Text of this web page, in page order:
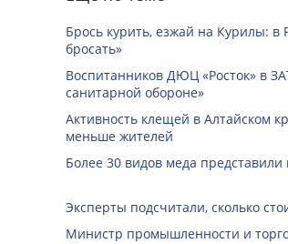
Брось курить, езжай на Курилы: в
бросать»
Воспитанников ДЮЦ «Росток» в
санитарной обороне»
Активность клещей в Алтайском
меньше жителей
Более 30 видов меда
Эксперты подсчитали, сколько
Министр промышленности и